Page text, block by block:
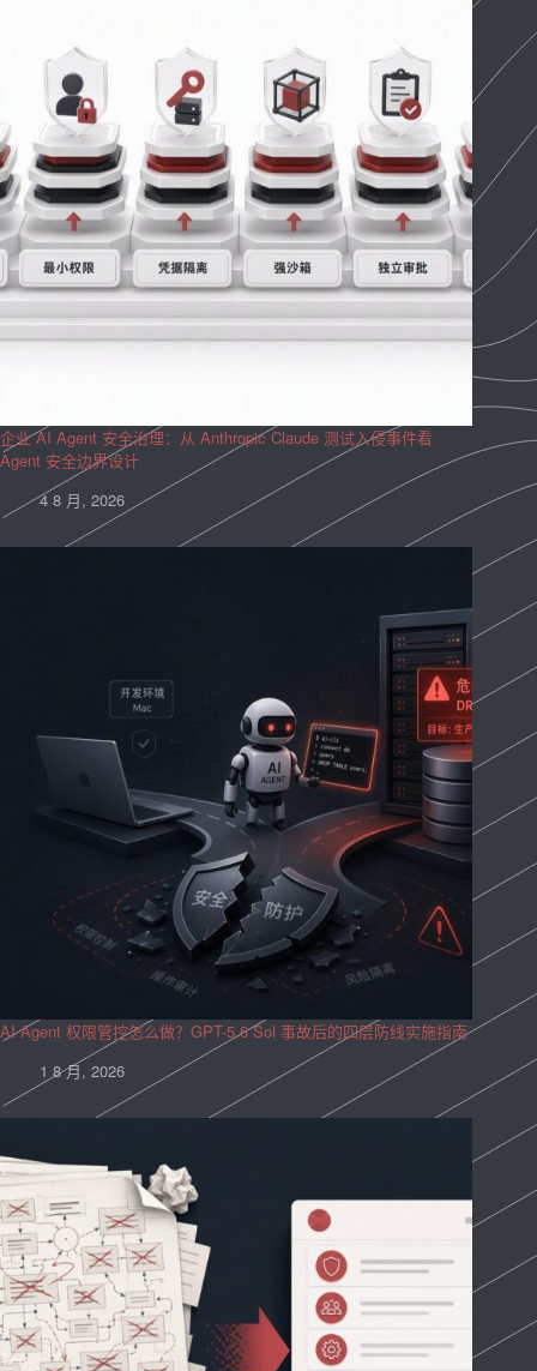
企业 AI Agent 安全治理：从 Anthropic Claude 测试入侵事件看
Agent 安全边界设计
4 8 月, 2026
AI Agent 权限管控怎么做？GPT-5.6 Sol 事故后的四层防线实施指南
1 8 月, 2026